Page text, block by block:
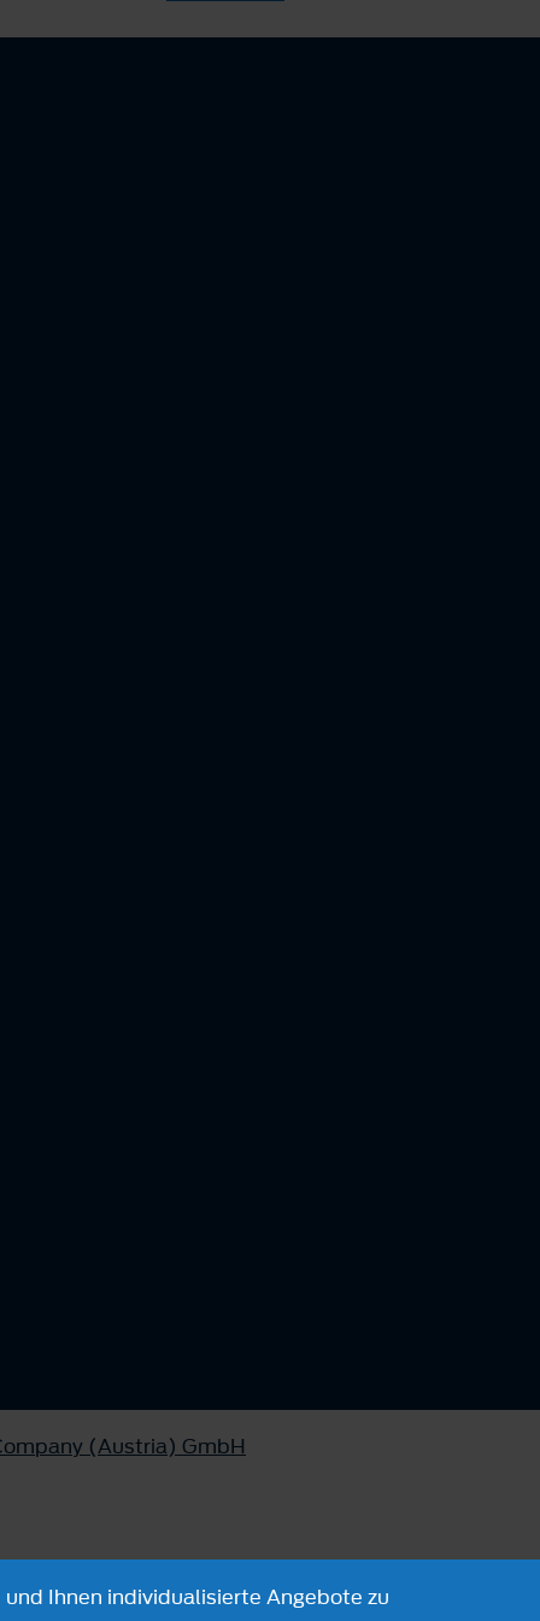
(Austria) GmbH
Ihnen individualisierte Angebote zu